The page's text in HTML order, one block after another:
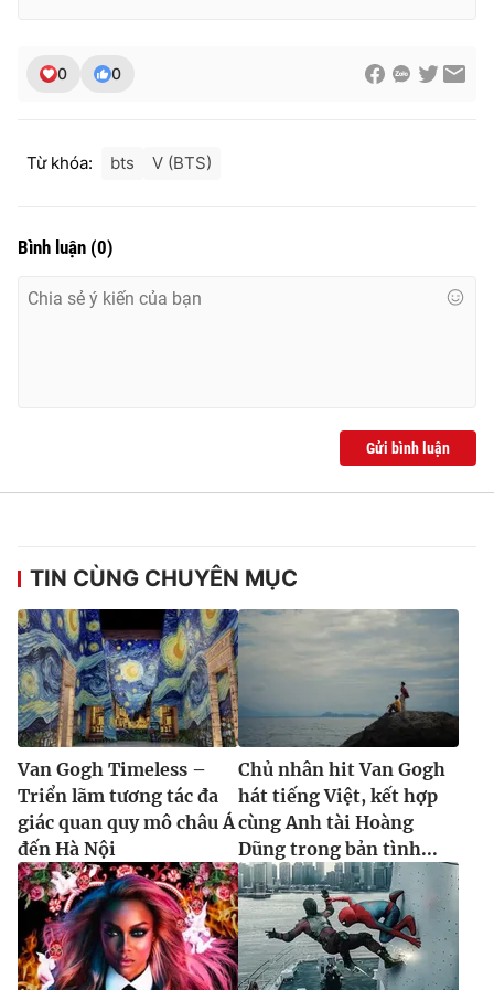
0 0
Từ khóa: bts V (BTS)
Bình luận (0)
Gửi bình luận
TIN CÙNG CHUYÊN MỤC
Van Gogh Timeless –
Triển lãm tương tác đa
giác quan quy mô châu Á
đến Hà Nội
Chủ nhân hit Van Gogh
hát tiếng Việt, kết hợp
cùng Anh tài Hoàng
Dũng trong bản tình...